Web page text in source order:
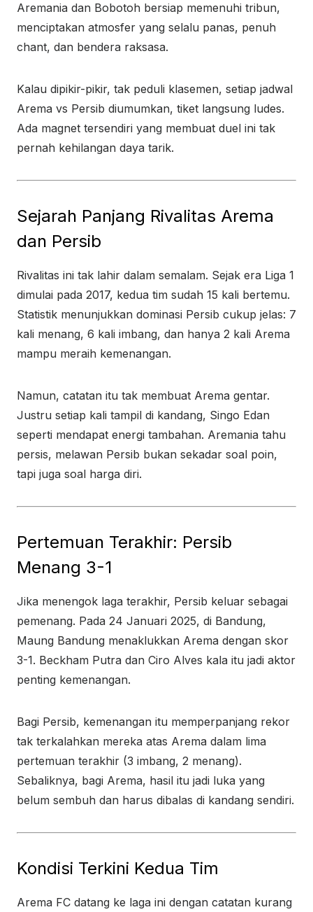
Aremania dan Bobotoh bersiap memenuhi tribun,
menciptakan atmosfer yang selalu panas, penuh
chant, dan bendera raksasa.
Kalau dipikir-pikir, tak peduli klasemen, setiap jadwal
Arema vs Persib diumumkan, tiket langsung ludes.
Ada magnet tersendiri yang membuat duel ini tak
pernah kehilangan daya tarik.
Sejarah Panjang Rivalitas Arema
dan Persib
Rivalitas ini tak lahir dalam semalam. Sejak era Liga 1
dimulai pada 2017, kedua tim sudah 15 kali bertemu.
Statistik menunjukkan dominasi Persib cukup jelas: 7
kali menang, 6 kali imbang, dan hanya 2 kali Arema
mampu meraih kemenangan.
Namun, catatan itu tak membuat Arema gentar.
Justru setiap kali tampil di kandang, Singo Edan
seperti mendapat energi tambahan. Aremania tahu
persis, melawan Persib bukan sekadar soal poin,
tapi juga soal harga diri.
Pertemuan Terakhir: Persib
Menang 3-1
Jika menengok laga terakhir, Persib keluar sebagai
pemenang. Pada 24 Januari 2025, di Bandung,
Maung Bandung menaklukkan Arema dengan skor
3-1. Beckham Putra dan Ciro Alves kala itu jadi aktor
penting kemenangan.
Bagi Persib, kemenangan itu memperpanjang rekor
tak terkalahkan mereka atas Arema dalam lima
pertemuan terakhir (3 imbang, 2 menang).
Sebaliknya, bagi Arema, hasil itu jadi luka yang
belum sembuh dan harus dibalas di kandang sendiri.
Kondisi Terkini Kedua Tim
Arema FC datang ke laga ini dengan catatan kurang